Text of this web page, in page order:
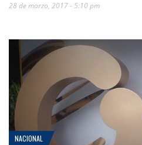
28 de marzo, 2017 - 5:10 pm
NACIONAL